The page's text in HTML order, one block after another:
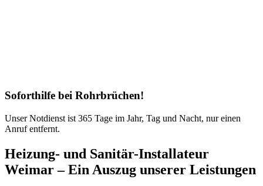
Soforthilfe bei Rohrbrüchen!
Unser Notdienst ist 365 Tage im Jahr, Tag und Nacht, nur einen
Anruf entfernt.
Heizung- und Sanitär-Installateur
Weimar – Ein Auszug unserer Leistungen